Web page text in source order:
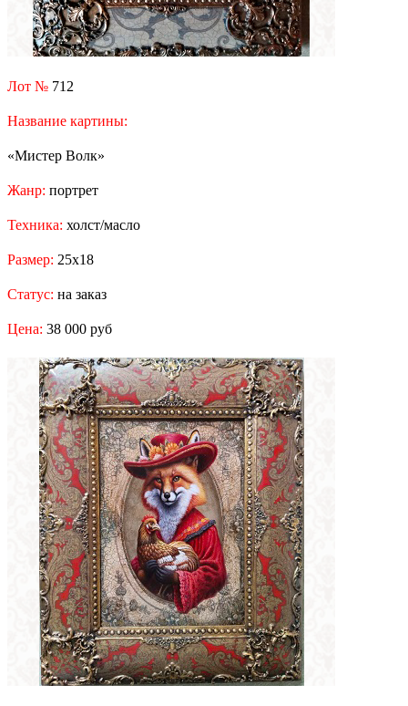
Лот № 712
Название картины:
«Мистер Волк»
Жанр: портрет
Техника: холст/масло
Размер: 25x18
Статус: на заказ
Цена: 38 000 руб